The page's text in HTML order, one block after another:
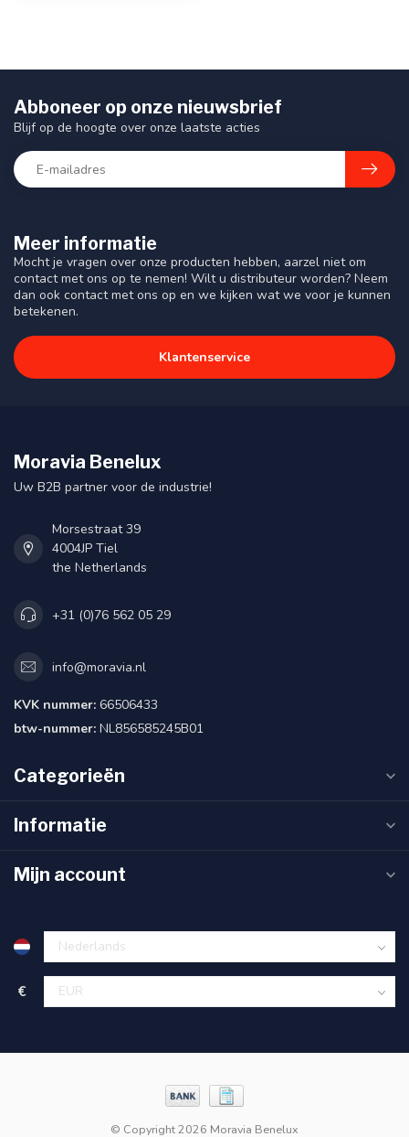
Meer informatie
Mocht je vragen over onze producten hebben, aarzel niet om
contact met ons op te nemen! Wilt u distributeur worden? Neem
dan ook contact met ons op en we kijken wat we voor je kunnen
betekenen.
Klantenservice
Abboneer op onze nieuwsbrief
Blijf op de hoogte over onze laatste acties
Moravia Benelux
Uw B2B partner voor de industrie!
Morsestraat 39
4004JP Tiel
the Netherlands
+31 (0)76 562 05 29
info@moravia.nl
KVK nummer: 66506433
btw-nummer: NL856585245B01
Categorieën
Informatie
Mijn account
€
© Copyright 2026 Moravia Benelux